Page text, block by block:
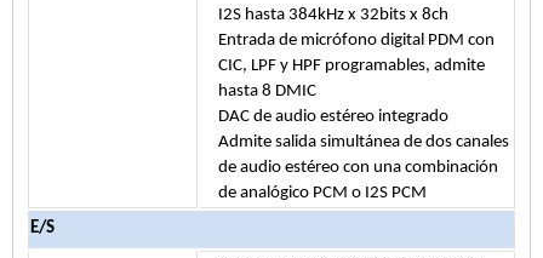
I2S hasta 384kHz x 32bits x 8ch
Entrada de micrófono digital PDM con
CIC, LPF y HPF programables, admite
hasta 8 DMIC
DAC de audio estéreo integrado
Admite salida simultánea de dos canales
de audio estéreo con una combinación
de analógico PCM o I2S PCM
E/S